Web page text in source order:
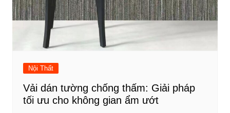
Nội Thất
Vải dán tường chống thấm: Giải pháp
tối ưu cho không gian ẩm ướt